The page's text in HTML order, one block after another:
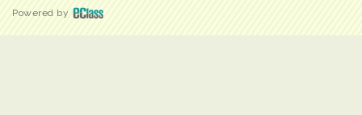
Powered by